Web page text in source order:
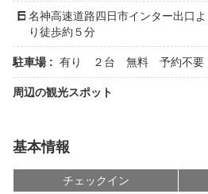
名神高速道路四日市インター出口
り徒歩約５分
駐車場 : 有り ２台 無料 予約不要
周辺の観光スポット
基本情報
チェックイン